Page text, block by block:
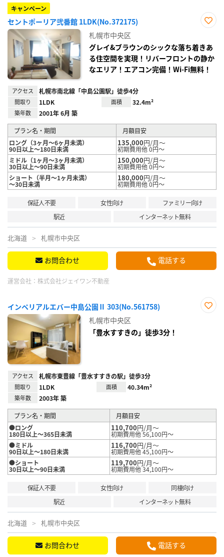
キャンペーン
セントポーリア弐番館 1LDK(No.372175)
り登
録
札幌市中央区
グレイ&ブラウンのシックな落ち着きあ
る住空間を実現！リバーフロントの静か
なエリア！エアコン完備！Wi-Fi無料！
アクセス 札幌市南北線「中島公園駅」徒歩4分
間取り 1LDK 面積 32.4m²
築年数 2001年 6月 築
プラン名・期間
月額目安
ロング（3ヶ月～6ヶ月未満）
90日以上～180日未満
135,000円/月～
初期費用他 0円～
ミドル（1ヶ月～3ヶ月未満）
30日以上～90日未満
150,000円/月～
初期費用他 0円～
ショート（半月～1ヶ月未満）
～30日未満
180,000円/月～
初期費用他 0円～
保証人不要 女性向け
ファミリー向け
駅近
インターネット無料
北海道 札幌市中央区
お問合わせ 電話する
運営会社： 株式会社ジェイワン不動産
インペリアルエバー中島公園Ⅱ 303(No.561758)
札幌市中央区
「豊水すすきの」徒歩3分！
アクセス 札幌市東豊線「豊水すすきの駅」徒歩3分
間取り 1LDK 面積 40.34m²
築年数 2003年 築
プラン名・期間
月額目安
●ロング
180日以上～365日未満
110,700円/月～
初期費用他 56,100円～
●ミドル
90日以上～180日未満
116,700円/月～
初期費用他 45,100円～
●ショート
30日以上～90日未満
119,700円/月～
初期費用他 34,100円～
保証人不要 女性向け
同棲向け
駅近
インターネット無料
北海道 札幌市中央区
お問合わせ 電話する